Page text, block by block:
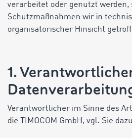
verarbeitet oder genutzt werden,
Schutzmaßnahmen wir in
organisatorischer Hinsicht
1.
Verantwortlicher im Sinne des
die TIMOCOM GmbH, vgl. Sie dazu